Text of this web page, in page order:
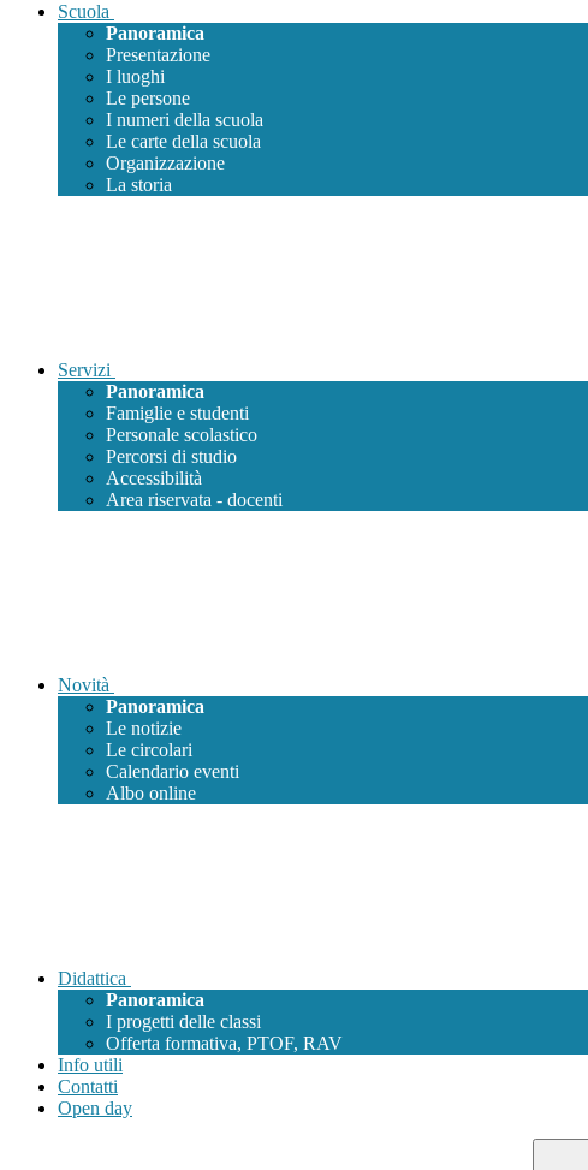
Scuola
Panoramica
Presentazione
I luoghi
Le persone
I numeri della scuola
Le carte della scuola
Organizzazione
La storia
Servizi
Panoramica
Famiglie e studenti
Personale scolastico
Percorsi di studio
Accessibilità
Area riservata - docenti
Novità
Panoramica
Le notizie
Le circolari
Calendario eventi
Albo online
Didattica
Panoramica
I progetti delle classi
Offerta formativa, PTOF, RAV
Info utili
Contatti
Open day